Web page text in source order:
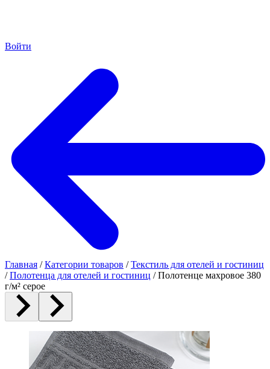
Войти
Главная / Категории товаров / Текстиль для отелей и гостиниц
/ Полотенца для отелей и гостиниц / Полотенце махровое 380
г/м² серое